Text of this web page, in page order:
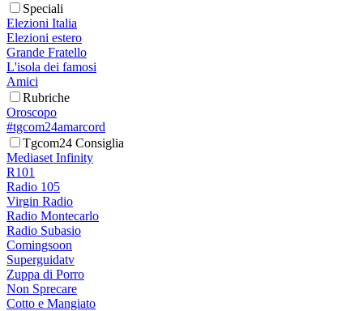
Speciali
Elezioni Italia
Elezioni estero
Grande Fratello
L'isola dei famosi
Amici
Rubriche
Oroscopo
#tgcom24amarcord
Tgcom24 Consiglia
Mediaset Infinity
R101
Radio 105
Virgin Radio
Radio Montecarlo
Radio Subasio
Comingsoon
Superguidatv
Zuppa di Porro
Non Sprecare
Cotto e Mangiato